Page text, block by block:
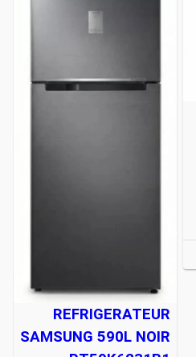
REFRIGERATEUR
SAMSUNG 590L NOIR